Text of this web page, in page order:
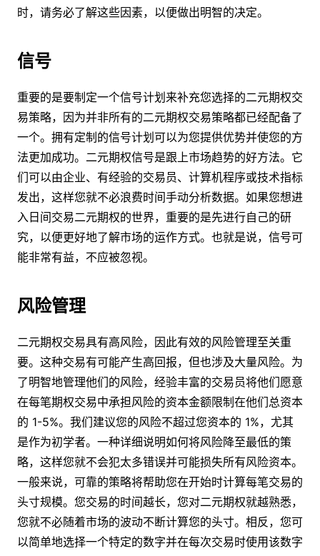
时，请务必了解这些因素，以便做出明智的决定。
信号
重要的是要制定一个信号计划来补充您选择的二元期权交
易策略，因为并非所有的二元期权交易策略都已经配备了
一个。拥有定制的信号计划可以为您提供优势并使您的方
法更加成功。二元期权信号是跟上市场趋势的好方法。它
们可以由企业、有经验的交易员、计算机程序或技术指标
发出，这样您就不必浪费时间手动分析数据。如果您想进
入日间交易二元期权的世界，重要的是先进行自己的研
究，以便更好地了解市场的运作方式。也就是说，信号可
能非常有益，不应被忽视。
风险管理
二元期权交易具有高风险，因此有效的风险管理至关重
要。这种交易有可能产生高回报，但也涉及大量风险。为
了明智地管理他们的风险，经验丰富的交易员将他们愿意
在每笔期权交易中承担风险的资本金额限制在他们总资本
的 1-5%。我们建议您的风险不超过您资本的 1%，尤其
是作为初学者。一种详细说明如何将风险降至最低的策
略，这样您就不会犯太多错误并可能损失所有风险资本。
一般来说，可靠的策略将帮助您在开始时计算每笔交易的
头寸规模。您交易的时间越长，您对二元期权就越熟悉，
您就不必随着市场的波动不断计算您的头寸。相反，您可
以简单地选择一个特定的数字并在每次交易时使用该数字